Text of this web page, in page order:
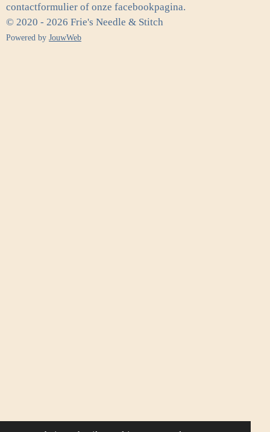
contactformulier of onze facebookpagina.
© 2020 - 2026 Frie's Needle & Stitch
Powered by JouwWeb